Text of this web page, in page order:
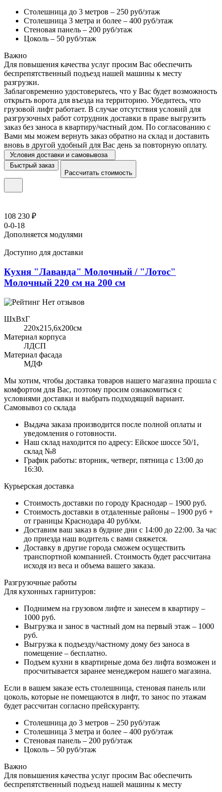
Столешница до 3 метров – 250 руб/этаж
Столешница 3 метра и более – 400 руб/этаж
Стеновая панель – 200 руб/этаж
Цоколь – 50 руб/этаж
Важно
Для повышения качества услуг просим Вас обеспечить
беспрепятственный подъезд нашей машины к месту
разгрузки.
Заблаговременно удостоверьтесь, что у Вас будет возможность
открыть ворота для въезда на территорию. Убедитесь, что
грузовой лифт работает. В случае отсутствия условий для
разгрузочных работ сотрудник доставки в праве выгрузить
заказ без заноса в квартиру/частный дом. По согласованию с
Вами мы можем вернуть заказ обратно на склад и доставить
вновь в другой удобный для Вас день за повторную оплату.
Условия доставки и самовывоза
Быстрый заказ
Рассчитать стоимость
108 230 ₽
0-0-18
Дополняется модулями
Доступно для доставки
Кухня "Лаванда" Молочный / "Лотос"
Молочный 220 см на 200 см
Нет отзывов
ШхВхГ
220x215,6х200см
Материал корпуса
ЛДСП
Материал фасада
МДФ
Мы хотим, чтобы доставка товаров нашего магазина прошла с
комфортом для Вас, поэтому просим ознакомиться с
условиями доставки и выбрать подходящий вариант.
Самовывоз со склада
Выдача заказа производится после полной оплаты и
уведомления о готовности.
Наш склад находится по адресу: Ейское шоссе 50/1,
склад №8
График работы: вторник, четверг, пятница с 13:00 до
16:30.
Курьерская доставка
Стоимость доставки по городу Краснодар – 1900 руб.
Стоимость доставки в отдаленные районы – 1900 руб +
от границы Краснодара 40 руб/км.
Доставим ваш заказ в будние дни с 14:00 до 22:00. За час
до приезда наш водитель с вами свяжется.
Доставку в другие города сможем осуществить
транспортной компанией. Стоимость будет рассчитана
исходя из веса и объема вашего заказа.
Разгрузочные работы
Для кухонных гарнитуров:
Поднимем на грузовом лифте и занесем в квартиру –
1000 руб.
Выгрузка и занос в частный дом на первый этаж – 1000
руб.
Выгрузка к подъезду/частному дому без заноса в
помещение – бесплатно.
Подъем кухни в квартирные дома без лифта возможен и
просчитывается заранее менеджером нашего магазина.
Если в вашем заказе есть столешница, стеновая панель или
цоколь, которые не помещаются в лифт, то занос по этажам
будет рассчитан согласно прейскуранту.
Столешница до 3 метров – 250 руб/этаж
Столешница 3 метра и более – 400 руб/этаж
Стеновая панель – 200 руб/этаж
Цоколь – 50 руб/этаж
Важно
Для повышения качества услуг просим Вас обеспечить
беспрепятственный подъезд нашей машины к месту